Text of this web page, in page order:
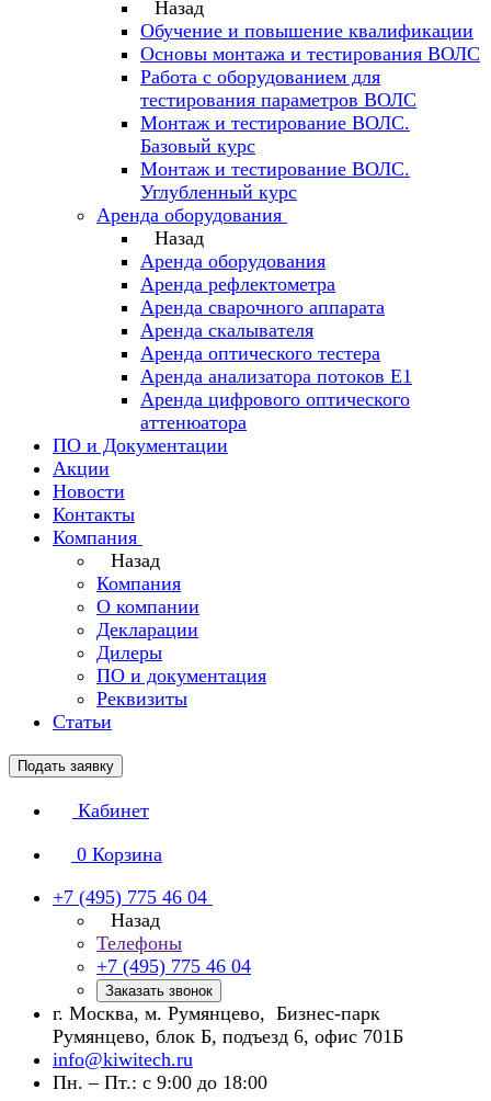
Назад
Обучение и повышение квалификации
Основы монтажа и тестирования ВОЛС
Работа с оборудованием для
тестирования параметров ВОЛС
Монтаж и тестирование ВОЛС.
Базовый курс
Монтаж и тестирование ВОЛС.
Углубленный курс
Аренда оборудования
Назад
Аренда оборудования
Аренда рефлектометра
Аренда сварочного аппарата
Аренда скалывателя
Аренда оптического тестера
Аренда анализатора потоков Е1
Аренда цифрового оптического
аттенюатора
ПО и Документации
Акции
Новости
Контакты
Компания
Назад
Компания
О компании
Декларации
Дилеры
ПО и документация
Реквизиты
Статьи
Подать заявку
Кабинет
0 Корзина
+7 (495) 775 46 04
Назад
Телефоны
+7 (495) 775 46 04
Заказать звонок
г. Москва, м. Румянцево, Бизнес-парк
Румянцево, блок Б, подъезд 6, офис 701Б
info@kiwitech.ru
Пн. – Пт.: с 9:00 до 18:00